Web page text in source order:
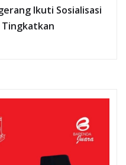
Ikuti Sosialisasi
Tingkatkan